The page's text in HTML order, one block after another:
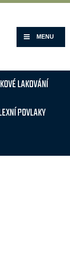
MENU
LAKOVÁNÍ
POVLAKY